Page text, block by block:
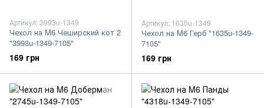
Артикул: 3993u-1349
Чехол на M6 Чеширский кот 2
"3993u-1349-7105"
169 грн
Артикул: 1635u-1349
Чехол на M6 Герб "1635u-1349-
7105"
169 грн